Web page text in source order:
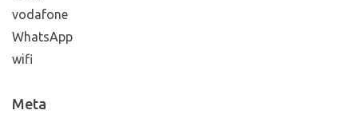
vodafone
WhatsApp
wifi
Meta